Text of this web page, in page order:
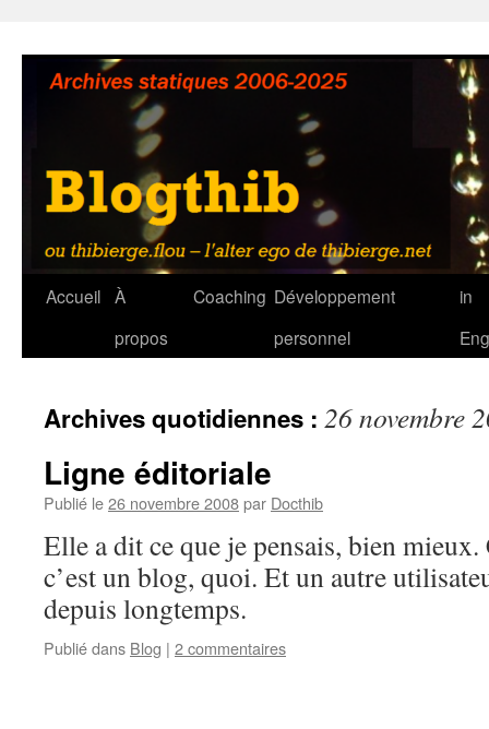
contenu
Accueil À
propos
Coaching Développement
personnel
in
Archives quotidiennes : 26 novembre
Ligne éditoriale
Publié le26 novembre 2008par Docthib
Elle a dit ce que je pensais, bien
c’est un blog, quoi. Et un autre
depuis longtemps.
Publié dans Blog | 2 commentaires